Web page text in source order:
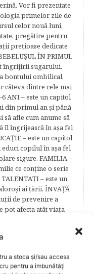
a stoca și/sau accesa
pentru a îmbunătăți
Vor fi prezentate
primelor zile de
celor nouă luni,
pregătire pentru
preţioase dedicate
ÎN PRIMUL
îngrijirii sugarului.
bontului ombilical,
câteva dintre cele mai
ANI – este un capitol
din primul an şi până
afle cum anume să
îl îngrijească în aşa fel
– este un capitol
copilul în aşa fel
sigure. FAMILIA –
ce conţine o serie
– este un
ai țării. ÎNVAŢĂ
de prevenire a
pot afecta atât viaţa